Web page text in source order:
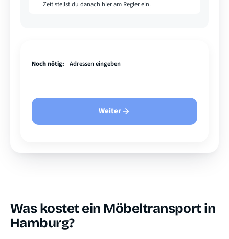
Zeit stellst du danach hier am Regler ein.
Noch nötig: Adressen eingeben
Weiter
Was kostet ein Möbeltransport in
Hamburg?